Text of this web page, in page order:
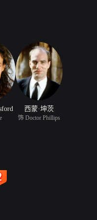
西蒙·坤茨
饰 Doctor Phillips